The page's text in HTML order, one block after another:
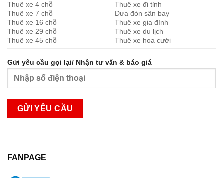
Thuê xe 4 chỗ
Thuê xe 7 chỗ
Thuê xe 16 chỗ
Thuê xe 29 chỗ
Thuê xe 45 chỗ
Thuê xe đi tỉnh
Đưa đón sân bay
Thuê xe gia đình
Thuê xe du lịch
Thuê xe hoa cưới
Gửi yêu cầu gọi lại/ Nhận tư vấn & báo giá
FANPAGE